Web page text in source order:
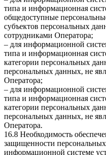
типа и информационная
общедоступные
субъектов персональных
сотрудниками Оператора;
– для информационной
типа и информационная
категории персональных
персональных данных, не
Оператора;
– для информационной
типа и информационная
категории персональных
персональных данных, не
Оператора.
16.8 Необходимость
защищенности
информационной системе